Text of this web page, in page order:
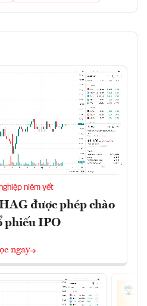
niêm yết
được phép chào
phiếu IPO
ngay